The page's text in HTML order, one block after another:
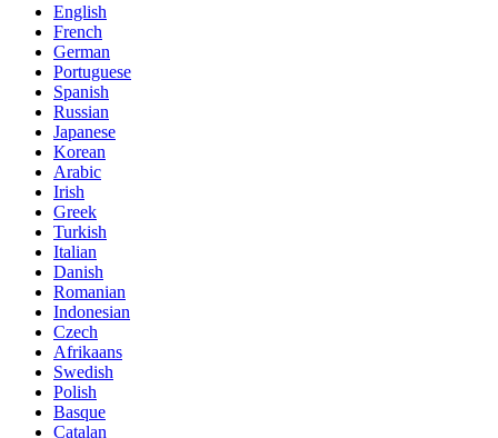
English
French
German
Portuguese
Spanish
Russian
Japanese
Korean
Arabic
Irish
Greek
Turkish
Italian
Danish
Romanian
Indonesian
Czech
Afrikaans
Swedish
Polish
Basque
Catalan